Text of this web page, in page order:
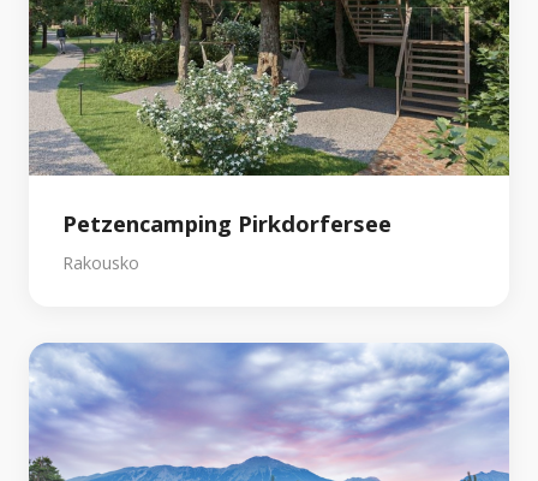
Petzencamping Pirkdorfersee
Rakousko